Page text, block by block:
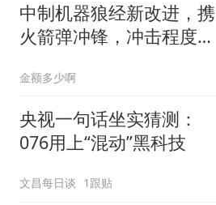
中制机器狼经新改进，携
火箭弹冲锋，冲击程度如
金额多少啊
央视一句话坐实猜测：
076用上“混动”黑科技
文昌每日谈 1跟贴